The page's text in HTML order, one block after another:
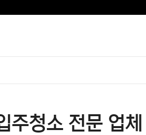
주청소 전문 업체